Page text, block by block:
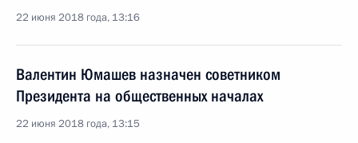
22 июня 2018 года, 13:16
Валентин Юмашев назначен советником
Президента на общественных началах
22 июня 2018 года, 13:15